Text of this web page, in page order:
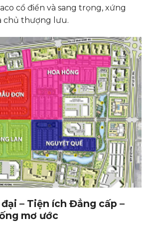
cổ điển và sang trọng, xứng
chủ thượng lưu.
– Tiện ích Đẳng cấp –
mơ ước